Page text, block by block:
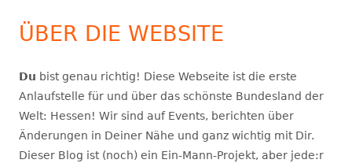
ÜBER DIE WEBSITE
Du bist genau richtig! Diese Webseite ist die erste
Anlaufstelle für und über das schönste Bundesland der
Welt: Hessen! Wir sind auf Events, berichten über
Änderungen in Deiner Nähe und ganz wichtig mit Dir.
Dieser Blog ist (noch) ein Ein-Mann-Projekt, aber jede:r